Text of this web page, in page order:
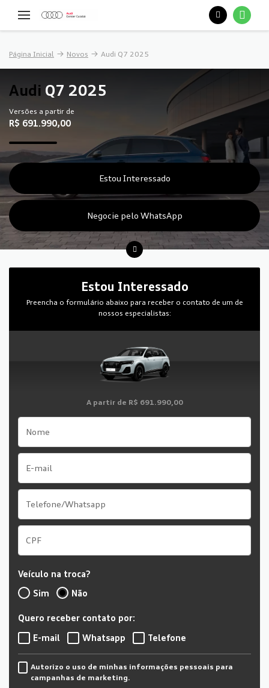
Página Inicial Novos Audi Q7 2025
Audi Q7 2025
Versões a partir de
R$ 691.990,00
Estou Interessado
Negocie pelo WhatsApp
Estou Interessado
Preencha o formulário abaixo para receber o contato de um de
nossos especialistas:
A partir de R$ 691.990,00
Veículo na troca?
Sim
Não
Quero receber contato por:
E-mail
Whatsapp Telefone
Autorizo o uso de minhas informações pessoais para
campanhas de marketing.